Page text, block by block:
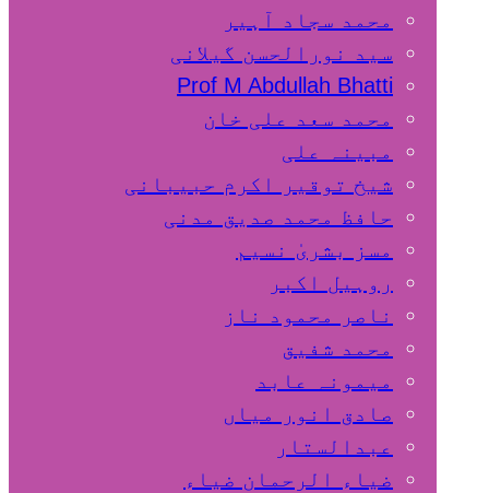
محمد سجاد آہیر
سید نورالحسن گیلانی
Prof M Abdullah Bhatti
محمد سعد علی خان
مبینہ علی
شیخ توقیر اکرم حبیبانی
حافظ محمد صدیق مدنی
مسز بشریٰ نسیم
روہیل اکبر
ناصر محمود ناز
محمد شفیق
میمونہ عابد
صادق انور میاں
عبدالستار
ضیاء الرحمان ضیاء